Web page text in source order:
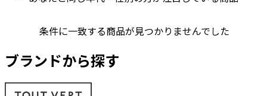
条件に一致する商品が見つかりませんでした
ブランドから探す